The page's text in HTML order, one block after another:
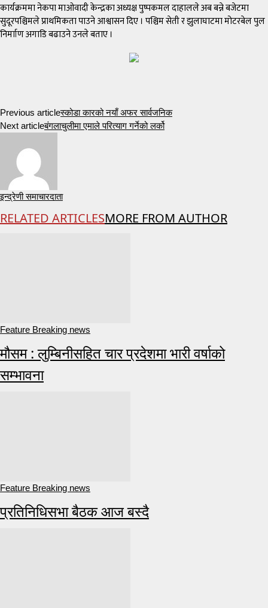
कार्यक्रममा नेकपा माओवादी केन्द्रका अध्यक्ष पुष्पकमल दाहालले अब बन्ने बजेटमा
सुदूरपश्चिमले प्राथमिकता पाउने आश्वासन दिए । पश्चिम सेती र झुलाघाटमा मोटरबेल पुल
निर्मााण अगाडि बढाउने उनले बताए ।
Previous articleस्कोडा कारको नयाँ अफर सार्वजनिक
Next articleबंगलाचुलीमा एमाले परित्याग गर्नेको लर्को
इन्द्रेणी समाचारदाता
RELATED ARTICLESMORE FROM AUTHOR
Feature Breaking news
मौसम : लुम्बिनीसहित चार प्रदेशमा भारी वर्षाको
सम्भावना
Feature Breaking news
प्रतिनिधिसभा बैठक आज बस्दै